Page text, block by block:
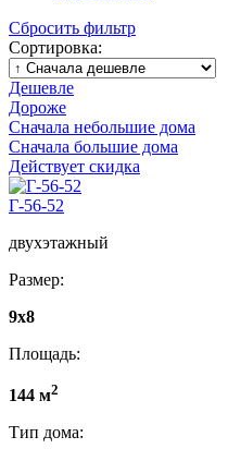
Сбросить фильтр
Сортировка:
Дешевле
Дороже
Сначала небольшие дома
Сначала большие дома
Действует скидка
Г-56-52
двухэтажный
Размер:
9x8
Площадь:
144 м2
Тип дома: